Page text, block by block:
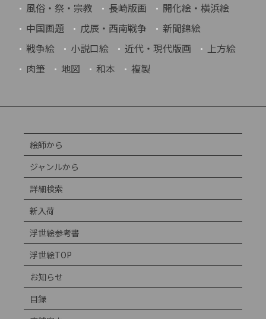
風俗・祭・宗教
長崎版画
開化絵・横浜絵
中国画題
戊辰・西南戦争
新聞錦絵
戦争絵
小説口絵 近代・現代版画
上方絵
肉筆
地図 和本 複製
絵師から
ジャンルから
詳細検索
新入荷
浮世絵参考書
浮世絵TOP
お知らせ
目録